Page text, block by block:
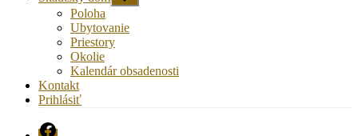
druhú
úroveň
navigácie
Poloha
Ubytovanie
Priestory
Okolie
Kalendár obsadenosti
Kontakt
Prihlásiť
FB